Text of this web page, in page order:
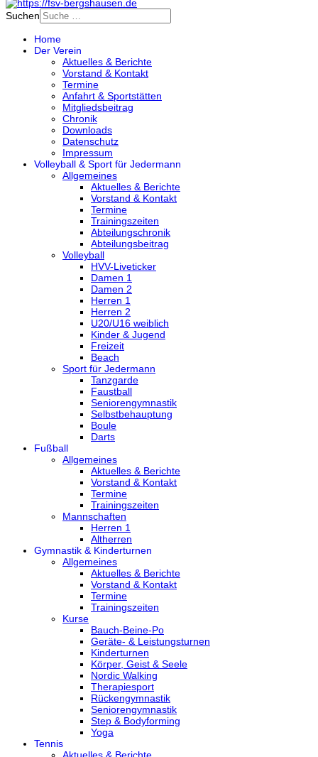
Suchen
Home
Der Verein
Aktuelles & Berichte
Vorstand & Kontakt
Termine
Anfahrt & Sportstätten
Mitgliedsbeitrag
Chronik
Downloads
Datenschutz
Impressum
Volleyball & Sport für Jedermann
Allgemeines
Aktuelles & Berichte
Vorstand & Kontakt
Termine
Trainingszeiten
Abteilungschronik
Abteilungsbeitrag
Volleyball
HVV-Liveticker
Damen 1
Damen 2
Herren 1
Herren 2
U20/U16 weiblich
Kinder & Jugend
Freizeit
Beach
Sport für Jedermann
Tanzgarde
Faustball
Seniorengymnastik
Selbstbehauptung
Boule
Darts
Fußball
Allgemeines
Aktuelles & Berichte
Vorstand & Kontakt
Termine
Trainingszeiten
Mannschaften
Herren 1
Altherren
Gymnastik & Kinderturnen
Allgemeines
Aktuelles & Berichte
Vorstand & Kontakt
Termine
Trainingszeiten
Kurse
Bauch-Beine-Po
Geräte- & Leistungsturnen
Kinderturnen
Körper, Geist & Seele
Nordic Walking
Therapiesport
Rückengymnastik
Seniorengymnastik
Step & Bodyforming
Yoga
Tennis